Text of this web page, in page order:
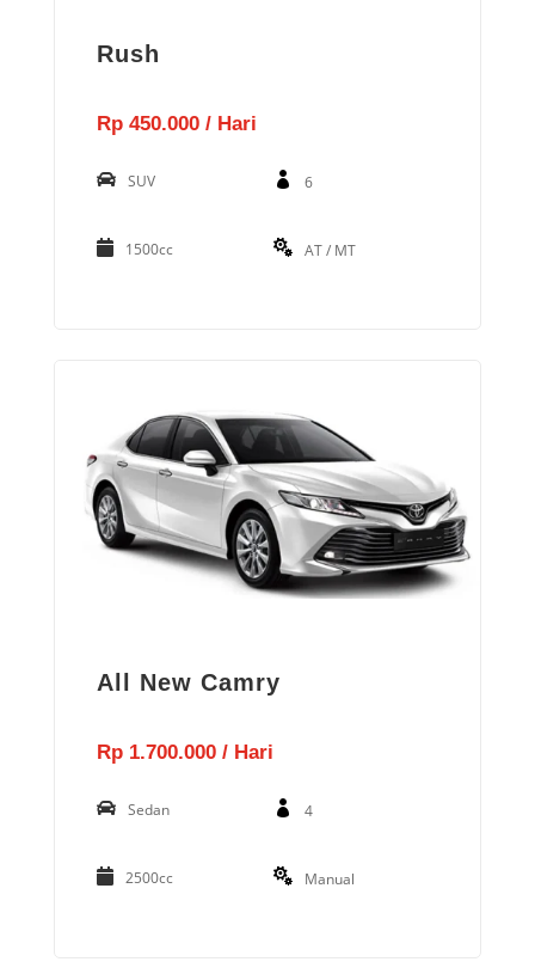
Rush
Rp 450.000 / Hari
SUV 6
1500cc AT / MT
All New Camry
Rp 1.700.000 / Hari
Sedan 4
2500cc Manual